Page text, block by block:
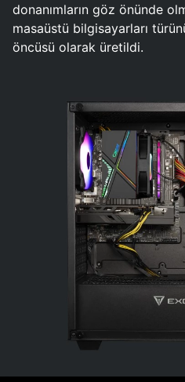
donanımların göz önünde
masaüstü bilgisayarları
öncüsü olarak üretildi.